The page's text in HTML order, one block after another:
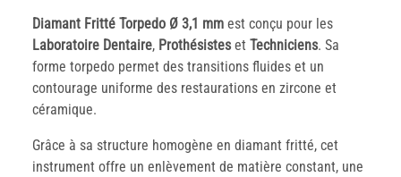
Diamant Fritté Torpedo Ø 3,1 mm est conçu pour les
Laboratoire Dentaire, Prothésistes et Techniciens. Sa
forme torpedo permet des transitions fluides et un
contourage uniforme des restaurations en zircone et
céramique.
Grâce à sa structure homogène en diamant fritté, cet
instrument offre un enlèvement de matière constant, une